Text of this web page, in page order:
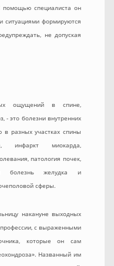
специалиста он
ситуациями формируются
не допуская
ощущений в спине,
- это болезни внутренних
разных участках спины
инфаркт миокарда,
патология почек,
болезнь желудка и
сферы.
накануне выходных
с выраженными
которые он сам
Названный им